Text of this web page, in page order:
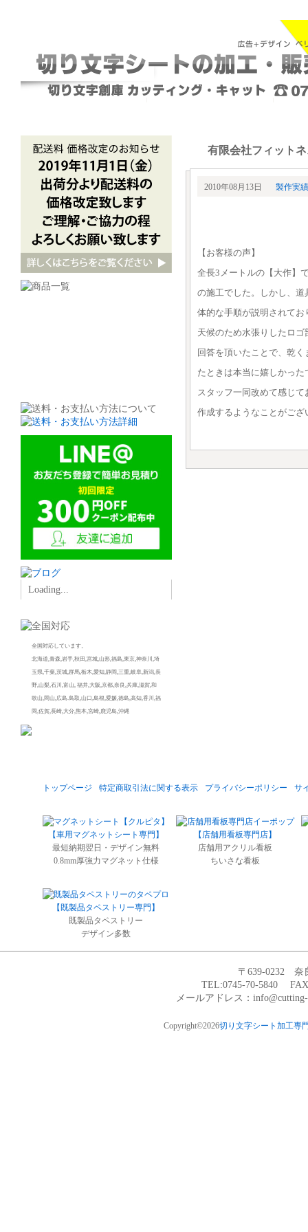
有限会社フィット
2010年08月13日 製作実
【お客様の声】
全長3メートルの【大作】
の施工でした。しかし、
体的な手順が説明されて
天候のため水張りしたロ
回答を頂いたことで、乾
たときは本当に嬉しかっ
スタッフ一同改めて感じ
作成するようなことがご
Loading...
全国対応しています。
北海道,青森,岩手,秋田,宮城,山形,福島,東京,神奈川,埼
玉県,千葉,茨城,群馬,栃木,愛知,静岡,三重,岐阜,新潟,長
野,山梨,石川,富山, 福井,大阪,京都,奈良,兵庫,滋賀,和
歌山,岡山,広島.鳥取,山口,島根,愛媛,徳島,高知,香川,福
岡,佐賀,長崎,大分,熊本,宮崎,鹿児島,沖縄
トップページ 特定商取引法に関する表示 プライバシーポリシー サ
【車用マグネットシート専門】
最短納期翌日・デザイン無料
0.8mm厚強力マグネット仕様
【店舗用看板専門店】
店舗用アクリル看板
ちいさな看板
【既製品タペストリー専門】
既製品タペストリー
デザイン多数
〒639-0232 奈
TEL:0745-70-5840
メールアドレス：
Copyright©2026切り文字シート加工